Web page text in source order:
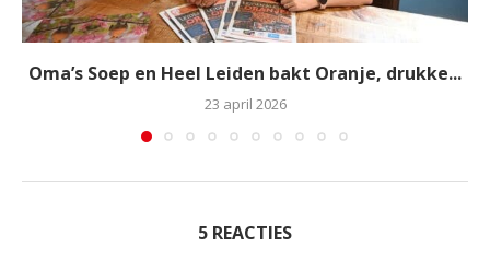
Oma’s Soep en Heel Leiden bakt Oranje, drukke...
23 april 2026
5 REACTIES